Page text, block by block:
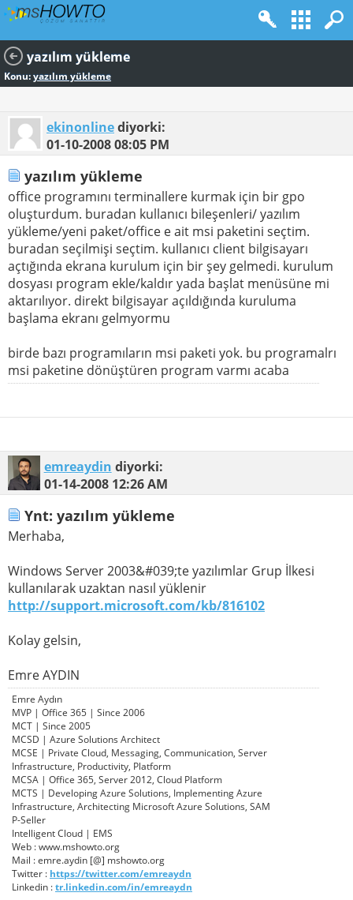
yazılım yükleme
Konu:yazılım yükleme
ekinonlinediyorki:
01-10-200808:05 PM
yazılım yükleme
office programını terminallere kurmak için bir gpo
oluşturdum. buradan kullanıcı bileşenleri/ yazılım
yükleme/yeni paket/office e ait msi paketini seçtim.
buradan seçilmişi seçtim. kullanıcı client bilgisayarı
açtığında ekrana kurulum için bir şey gelmedi. kurulum
dosyası program ekle/kaldır yada başlat menüsüne mi
aktarılıyor. direkt bilgisayar açıldığında kuruluma
başlama ekranı gelmyormu
birde bazı programıların msi paketi yok. bu programalrı
msi paketine dönüştüren program varmı acaba
emreaydin diyorki:
01-14-2008 12:26 AM
Ynt: yazılım yükleme
Merhaba,
Windows Server 2003&#039;te yazılımlar Grup İlkesi
kullanılarak uzaktan nasıl yüklenir
http://support.microsoft.com/kb/816102
Kolay gelsin,
Emre AYDIN
Emre Aydın
MVP | Office 365 | Since 2006
MCT | Since 2005
MCSD | Azure Solutions Architect
MCSE | Private Cloud, Messaging, Communication, Server
Infrastructure, Productivity, Platform
MCSA | Office 365, Server 2012, Cloud Platform
MCTS | Developing Azure Solutions, Implementing Azure
Infrastructure, Architecting Microsoft Azure Solutions, SAM
P-Seller
Intelligent Cloud | EMS
Web : www.mshowto.org
Mail : emre.aydin [@] mshowto.org
Twitter : https://twitter.com/emreaydn
Linkedin :tr.linkedin.com/in/emreaydn